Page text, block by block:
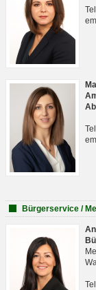
Bürgerservice /